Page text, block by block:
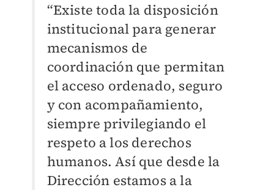
“Existe toda la disposición
institucional para generar
mecanismos de
coordinación que permitan
el acceso ordenado, seguro
y con acompañamiento,
siempre privilegiando el
respeto a los derechos
humanos. Así que desde la
Dirección estamos a la